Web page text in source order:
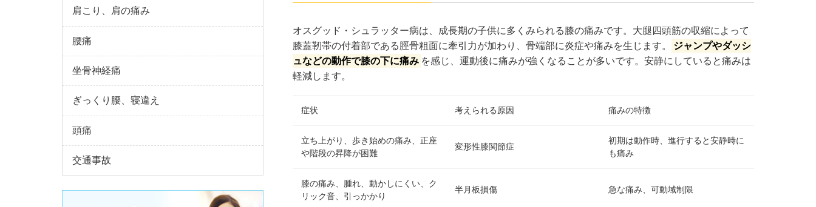
オスグッド・シュラッター病は、成長期の子供に多くみられる膝の痛みです。大腿四頭筋の収縮によって
膝蓋靭帯の付着部である脛骨粗面に牽引力が加わり、骨端部に炎症や痛みを生じます。
ジャンプやダッシ
ュなどの動作で膝の下に痛み を感じ、運動後に痛みが強くなることが多いです。安静にしていると痛みは
軽減します。
症状 考えられる原因 痛みの特徴
立ち上がり、歩き始めの痛み、正座
や階段の昇降が困難
変形性膝関節症
初期は動作時、進行すると安静時に
も痛み
膝の痛み、腫れ、動かしにくい、ク
リック音、引っかかり
半月板損傷 急な痛み、可動域制限
肩こり、肩の痛み
腰痛
坐骨神経痛
ぎっくり腰、寝違え
頭痛
交通事故